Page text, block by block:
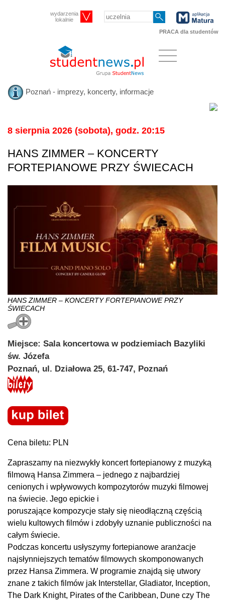
wydarzenia
lokalnie
PRACA dla studentów
Poznań - imprezy, koncerty, informacje
8 sierpnia 2026 (sobota), godz. 20:15
HANS ZIMMER – KONCERTY
FORTEPIANOWE PRZY ŚWIECACH
HANS ZIMMER – KONCERTY FORTEPIANOWE PRZY
ŚWIECACH
Miejsce: Sala koncertowa w podziemiach Bazyliki
św. Józefa
Poznań, ul. Działowa 25, 61-747, Poznań
Cena biletu: PLN
Zapraszamy na niezwykły koncert fortepianowy z muzyką
filmową Hansa Zimmera – jednego z najbardziej
cenionych i wpływowych kompozytorów muzyki filmowej
na świecie. Jego epickie i
poruszające kompozycje stały się nieodłączną częścią
wielu kultowych filmów i zdobyły uznanie publiczności na
całym świecie.
Podczas koncertu usłyszymy fortepianowe aranżacje
najsłynniejszych tematów filmowych skomponowanych
przez Hansa Zimmera. W programie znajdą się utwory
znane z takich filmów jak Interstellar, Gladiator, Inception,
The Dark Knight, Pirates of the Caribbean, Dune czy The